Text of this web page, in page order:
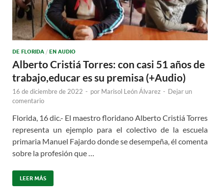
DE FLORIDA / EN AUDIO
Alberto Cristiá Torres: con casi 51 años de
trabajo,educar es su premisa (+Audio)
16 de diciembre de 2022 - por Marisol León Álvarez - Dejar un
comentario
Florida, 16 dic.- El maestro floridano Alberto Cristiá Torres
representa un ejemplo para el colectivo de la escuela
primaria Manuel Fajardo donde se desempeña, él comenta
sobre la profesión que …
LEER MÁS